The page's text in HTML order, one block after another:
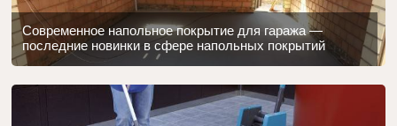
Современное напольное покрытие для гаража —
последние новинки в сфере напольных покрытий